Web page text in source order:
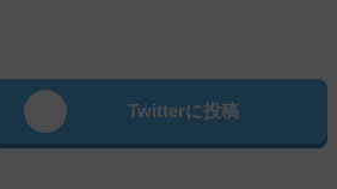
Twitterに投稿